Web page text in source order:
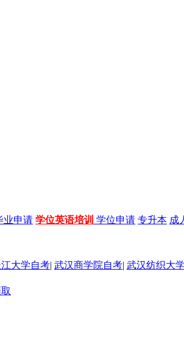
业申请 学位英语培训 学位申请 专升本 成
大学自考| 武汉商学院自考| 武汉纺织大